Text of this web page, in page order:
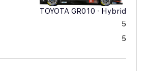
TOYOTA GR010 - Hybrid
5
5